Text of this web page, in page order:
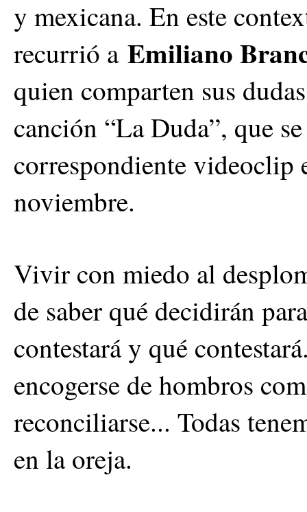
y mexicana. En este
recurrió a Emiliano
quien comparten sus
canción “La Duda”, que
correspondiente videoclip
noviembre.
Vivir con miedo al
de saber qué decidirán
contestará y qué
encogerse de hombros
reconciliarse... Todas
en la oreja.